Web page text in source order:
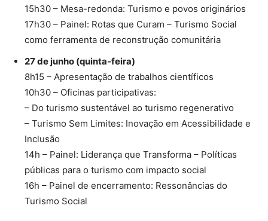
15h30 – Mesa-redonda: Turismo e povos originários
17h30 – Painel: Rotas que Curam – Turismo Social
como ferramenta de reconstrução comunitária
27 de junho (quinta-feira)
8h15 – Apresentação de trabalhos científicos
10h30 – Oficinas participativas:
– Do turismo sustentável ao turismo regenerativo
– Turismo Sem Limites: Inovação em Acessibilidade e
Inclusão
14h – Painel: Liderança que Transforma – Políticas
públicas para o turismo com impacto social
16h – Painel de encerramento: Ressonâncias do
Turismo Social